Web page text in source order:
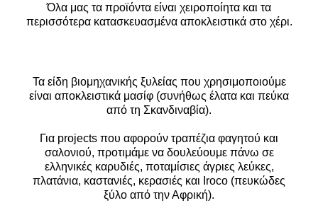
Όλα μας τα προϊόντα είναι χειροποίητα και τα
περισσότερα κατασκευασμένα αποκλειστικά στο χέρι.
Τα είδη βιομηχανικής ξυλείας που χρησιμοποιούμε
είναι αποκλειστικά μασίφ (συνήθως έλατα και πεύκα
από τη Σκανδιναβία).
Για projects που αφορούν τραπέζια φαγητού και
σαλονιού, προτιμάμε να δουλεύουμε πάνω σε
ελληνικές καρυδιές, ποταμίσιες άγριες λεύκες,
πλατάνια, καστανιές, κερασιές και Iroco (πευκώδες
ξύλο από την Αφρική).